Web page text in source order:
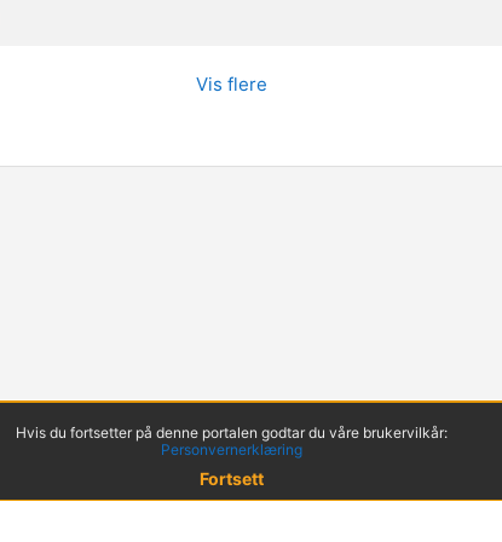
Vis flere
Hvis du fortsetter på denne portalen godtar du våre brukervilkår:
Personvernerklæring
Fortsett